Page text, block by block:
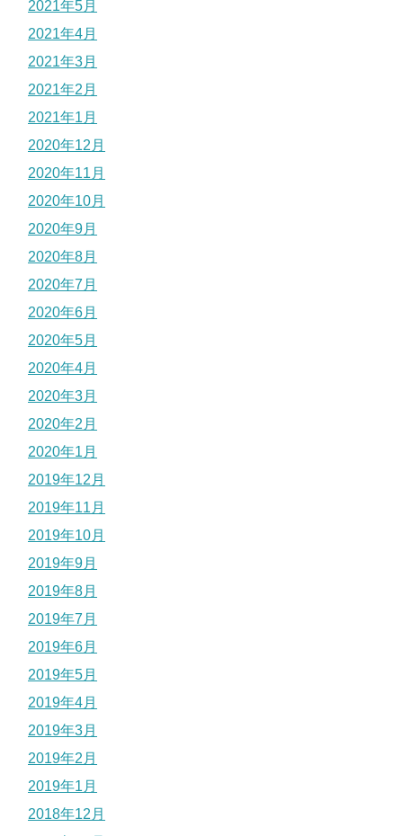
2021年5月
2021年4月
2021年3月
2021年2月
2021年1月
2020年12月
2020年11月
2020年10月
2020年9月
2020年8月
2020年7月
2020年6月
2020年5月
2020年4月
2020年3月
2020年2月
2020年1月
2019年12月
2019年11月
2019年10月
2019年9月
2019年8月
2019年7月
2019年6月
2019年5月
2019年4月
2019年3月
2019年2月
2019年1月
2018年12月